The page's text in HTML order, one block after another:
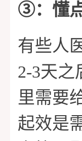
➂：懂
有些人
2-3天之
里需要
起效是